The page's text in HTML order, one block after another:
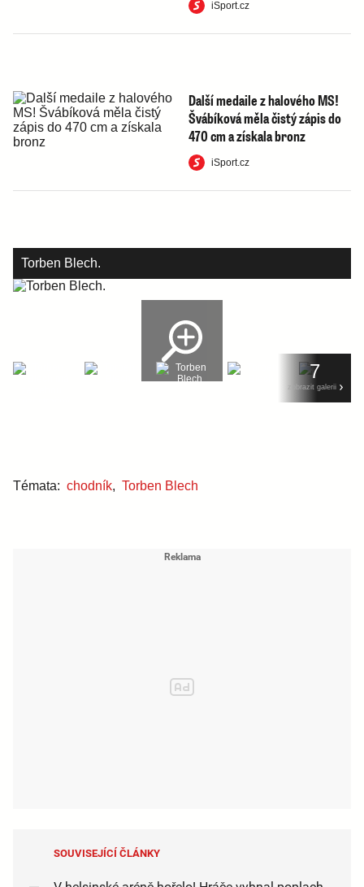
iSport.cz
Další medaile z halového MS!
Švábíková měla čistý zápis do
470 cm a získala bronz
iSport.cz
Torben Blech.
7
zobrazit galerii
Témata: chodník, Torben Blech
SOUVISEJÍCÍ ČLÁNKY